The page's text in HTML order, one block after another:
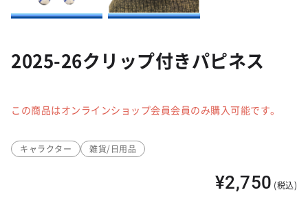
2025-26クリップ付きパピネス
この商品はオンラインショップ会員会員のみ購入可能です。
キャラクター 雑貨/日用品
¥2,750 (税込)